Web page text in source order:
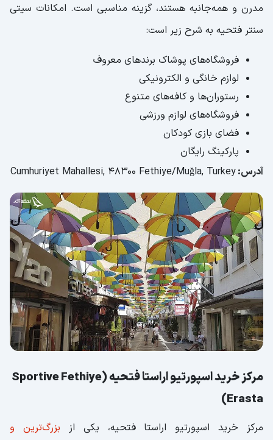
مدرن و همه‌جانبه هستند، گزینه مناسبی است. امکانات سیتی
سنتر فتحیه به شرح زیر است:
فروشگاه‌های پوشاک برندهای معروف
لوازم خانگی و الکترونیکی
رستوران‌ها و کافه‌های متنوع
فروشگاه‌های لوازم ورزشی
فضای بازی کودکان
پارکینگ رایگان
آدرس:Cumhuriyet Mahallesi, 48300 Fethiye/Muğla, Turkey
مرکز خرید اسپورتیو اراستا فتحیه (Sportive Fethiye
Erasta)
مرکز خرید اسپورتیو اراستا فتحیه، یکی از بزرگ‌ترین و